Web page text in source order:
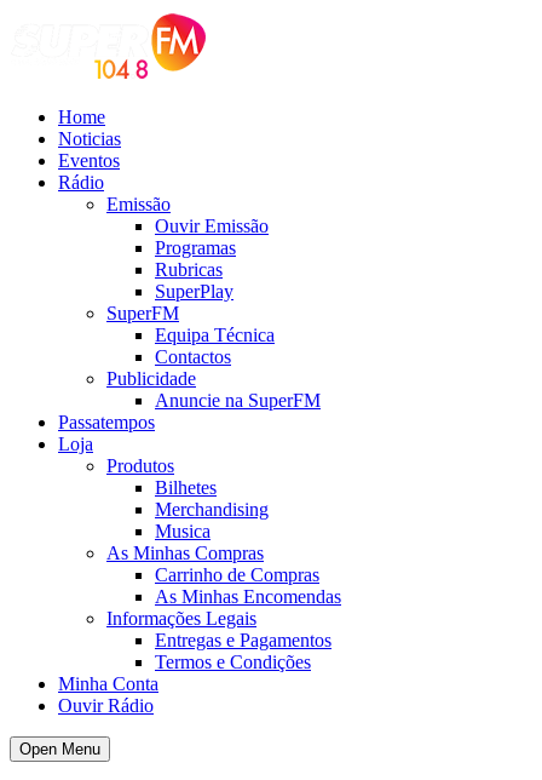
Home
Noticias
Eventos
Rádio
Emissão
Ouvir Emissão
Programas
Rubricas
SuperPlay
SuperFM
Equipa Técnica
Contactos
Publicidade
Anuncie na SuperFM
Passatempos
Loja
Produtos
Bilhetes
Merchandising
Musica
As Minhas Compras
Carrinho de Compras
As Minhas Encomendas
Informações Legais
Entregas e Pagamentos
Termos e Condições
Minha Conta
Ouvir Rádio
Open Menu